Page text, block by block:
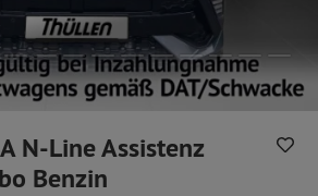
N-Line Assistenz
Benzin